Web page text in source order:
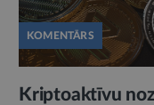
KOMENTĀRS
Kriptoaktīvu